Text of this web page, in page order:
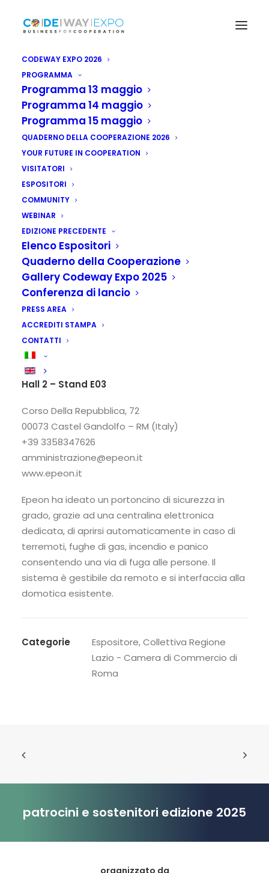
CODEWAY EXPO 2026
PROGRAMMA
Programma 13 maggio
Programma 14 maggio
Programma 15 maggio
QUADERNO DELLA COOPERAZIONE 2026
YOUR FUTURE IN COOPERATION
VISITATORI
ESPOSITORI
COMMUNITY
WEBINAR
EDIZIONE PRECEDENTE
Elenco Espositori
Quaderno della Cooperazione
Gallery Codeway Expo 2025
Conferenza di lancio
PRESS AREA
ACCREDITI STAMPA
CONTATTI
Epeon srl
Hall 2 – Stand E03
Corso Della Repubblica, 72
00073 Castel Gandolfo – RM (Italy)
+39 3358347626
amministrazione@epeon.it
www.epeon.it
Epeon ha ideato un portoncino di sicurezza in
grado, grazie ad una centralina elettronica
dedicata, di aprirsi automaticamente in caso di
terremoti, fughe di gas, incendio e panico
consentendo una via di fuga alle persone. Il
sistema è gestibile da remoto e si interfaccia alla
domotica esistente.
Categorie Espositore,Collettiva Regione
Lazio - Camera di Commercio di
Roma
patrocini e sostenitori edizione 2025
organizzato da